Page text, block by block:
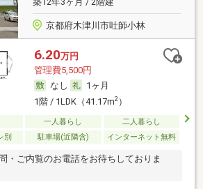
京都府木津川市吐師小林
6.20万円
管理費5,500円
なし
1ヶ月
1階 / 1LDK（41.17m2）
一人暮らし
二人暮らし
別
駐車場(近隣含) インターネット無料
・ご内覧のお電話をお待ちしておりま